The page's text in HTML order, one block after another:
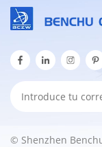
© Shenzhen